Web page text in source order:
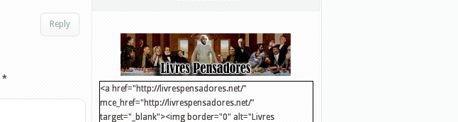
Reply
*
<a href="http://livrespensadores.net/"
mce_href="http://livrespensadores.net/"
target="_blank"><img border="0" alt="Livres